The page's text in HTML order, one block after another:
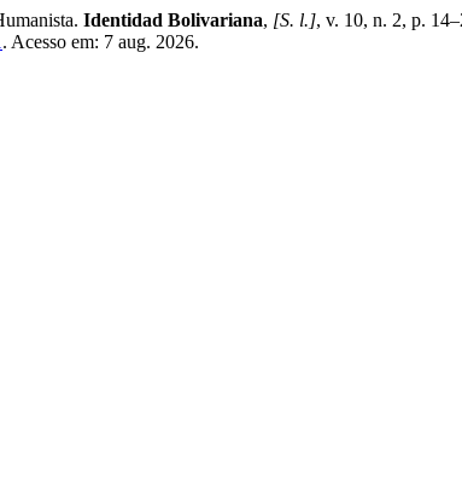
Identidad Bolivariana, [S. l.], v. 10, n. 2, p.
. Acesso em: 7 aug. 2026.